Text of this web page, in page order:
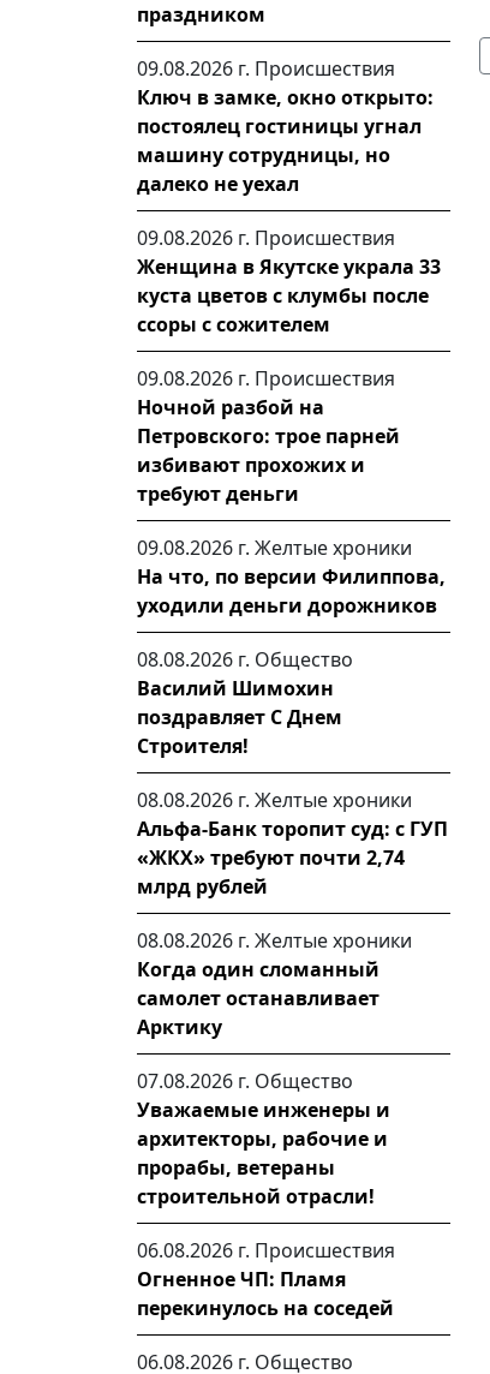
праздником
09.08.2026 г. Происшествия
Ключ в замке, окно открыто:
постоялец гостиницы угнал
машину сотрудницы, но
далеко не уехал
09.08.2026 г. Происшествия
Женщина в Якутске украла 33
куста цветов с клумбы после
ссоры с сожителем
09.08.2026 г. Происшествия
Ночной разбой на
Петровского: трое парней
избивают прохожих и
требуют деньги
09.08.2026 г. Желтые хроники
На что, по версии Филиппова,
уходили деньги дорожников
08.08.2026 г. Общество
Василий Шимохин
поздравляет С Днем
Строителя!
08.08.2026 г. Желтые хроники
Альфа-Банк торопит суд: с ГУП
«ЖКХ» требуют почти 2,74
млрд рублей
08.08.2026 г. Желтые хроники
Когда один сломанный
самолет останавливает
Арктику
07.08.2026 г. Общество
Уважаемые инженеры и
архитекторы, рабочие и
прорабы, ветераны
строительной отрасли!
06.08.2026 г. Происшествия
Огненное ЧП: Пламя
перекинулось на соседей
06.08.2026 г. Общество